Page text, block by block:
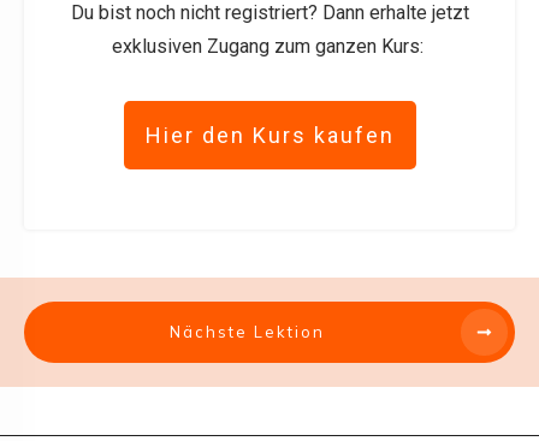
Du bist noch nicht registriert? Dann erhalte jetzt
exklusiven Zugang zum ganzen Kurs:
Hier den Kurs kaufen
Nächste Lektion